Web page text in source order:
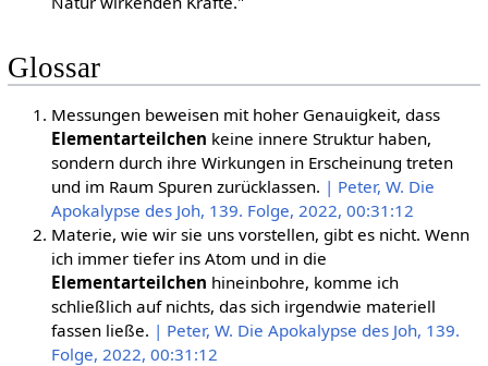
Glossar
Messungen beweisen mit hoher Genauigkeit, dass
Elementarteilchen keine innere Struktur haben,
sondern durch ihre Wirkungen in Erscheinung treten
und im Raum Spuren zurücklassen. | Peter, W. Die
Apokalypse des Joh, 139. Folge, 2022, 00:31:12
Materie, wie wir sie uns vorstellen, gibt es nicht. Wenn
ich immer tiefer ins Atom und in die
Elementarteilchen hineinbohre, komme ich
schließlich auf nichts, das sich irgendwie materiell
fassen ließe. | Peter, W. Die Apokalypse des Joh, 139.
Folge, 2022, 00:31:12